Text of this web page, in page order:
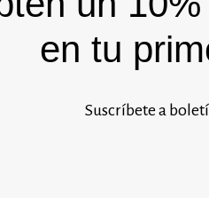
en tu
Suscríbete a